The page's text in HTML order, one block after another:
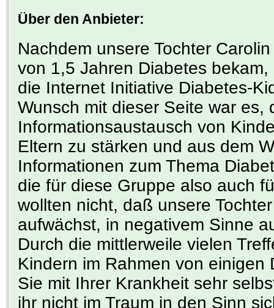
Über den Anbieter:
Nachdem unsere Tochter
von 1,5 Jahren Diabetes
die Internet Initiative Diabetes-
Wunsch mit dieser Seite war es,
Informationsaustausch von
Eltern zu stärken und aus dem
Informationen zum Thema
die für diese Gruppe also auch
wollten nicht, daß unsere
aufwächst, in negativem Sinne
Durch die mittlerweile vielen
Kindern im Rahmen von
Sie mit Ihrer Krankheit sehr
ihr nicht im Traum in den Sinn